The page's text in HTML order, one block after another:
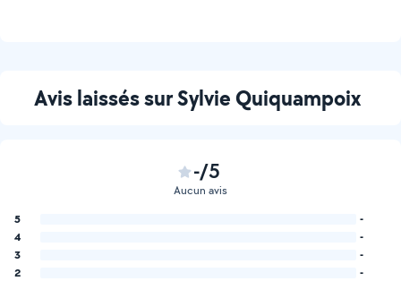
Avis laissés sur Sylvie Quiquampoix
-/5
Aucun avis
5
-
4
-
3
-
2
-